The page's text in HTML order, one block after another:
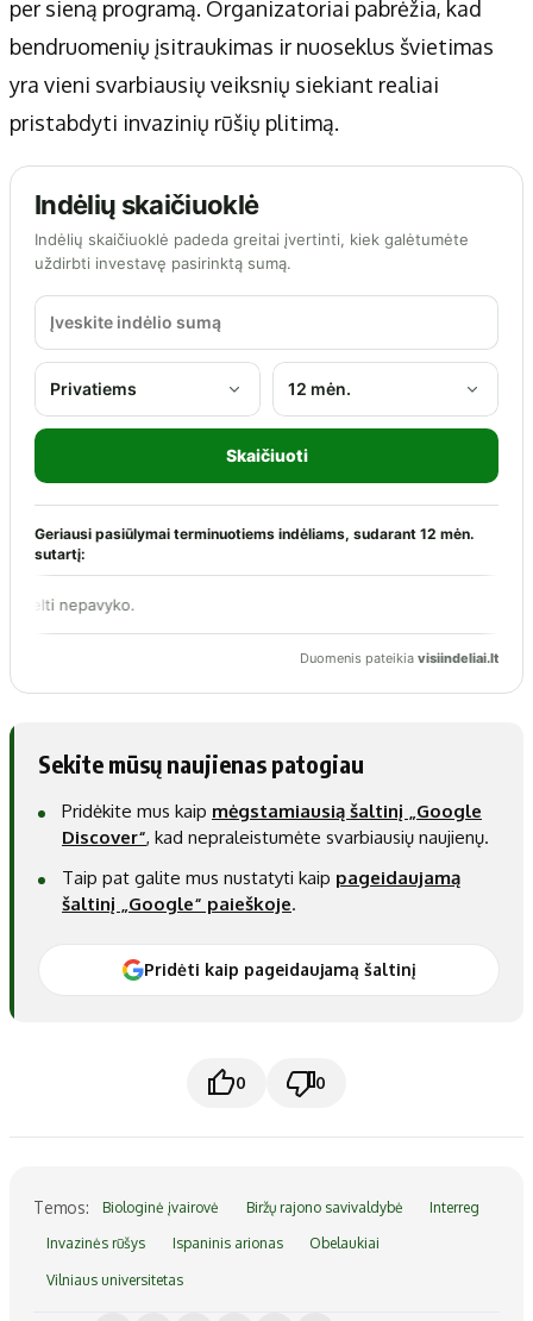
per sieną programą. Organizatoriai pabrėžia, kad
bendruomenių įsitraukimas ir nuoseklus švietimas
yra vieni svarbiausių veiksnių siekiant realiai
pristabdyti invazinių rūšių plitimą.
Sekite mūsų naujienas patogiau
Pridėkite mus kaip mėgstamiausią šaltinį „Google
Discover“, kad nepraleistumėte svarbiausių naujienų.
Taip pat galite mus nustatyti kaip pageidaujamą
šaltinį „Google“ paieškoje.
Pridėti kaip pageidaujamą šaltinį
0 0
Temos: Biologinė įvairovė Biržų rajono savivaldybė Interreg
Invazinės rūšys Ispaninis arionas Obelaukiai
Vilniaus universitetas